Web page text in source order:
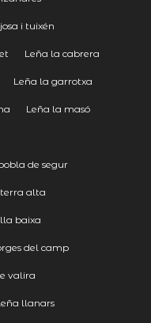
i tuixén
Leña la cabrera
Leña la garrotxa
Leña la masó
de segur
alta
baixa
del camp
valira
llanars